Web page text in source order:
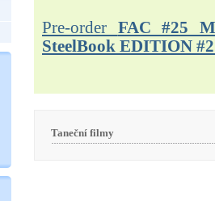
Pre-order FAC #25
SteelBook EDITION #2
Taneční filmy